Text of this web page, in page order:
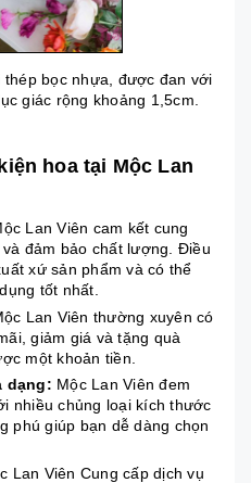
bọc nhựa, được đan với
giác rộng khoảng 1,5cm.
hoa tại Mộc Lan
Lan Viên cam kết cung
đảm bảo chất lượng. Điều
xứ sản phẩm và có thể
tốt nhất.
Lan Viên thường xuyên có
giảm giá và tặng quà
một khoản tiền.
dạng: Mộc Lan Viên đem
nhiều chủng loại kích thước
phú giúp bạn dễ dàng chọn
Lan Viên Cung cấp dịch vụ